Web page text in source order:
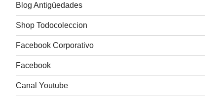
Blog Antigüedades
Shop Todocoleccion
Facebook Corporativo
Facebook
Canal Youtube